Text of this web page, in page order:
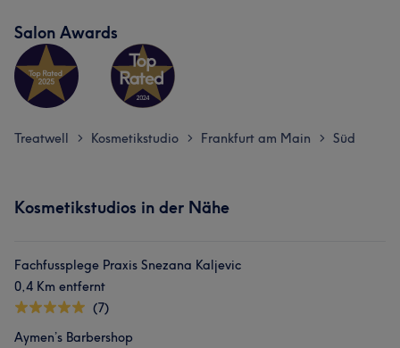
Salon Awards
Treatwell > Kosmetikstudio > Frankfurt am Main > Süd
Kosmetikstudios in der Nähe
Fachfussplege Praxis Snezana Kaljevic
0,4 Km entfernt
(7)
Aymen’s Barbershop